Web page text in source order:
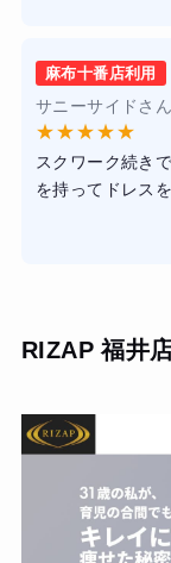
でした。理論に
どのアドバイス
【結果・変化】
2ヶ月のコース
った腹筋のライ
正しいフォーム
ことができまし
点が何よりも魅
仕事帰りに寄る
です。
その点を考える
いところに行き
また、プロテイ
麻布十番店利用
サニーサイドさ
★★★★★
スクワーク続き
を持ってドレス
ら通いやすい
付き方に合わせ
のは驚きです。
結果として3ヶ
悩みだった猫背
りませんが、リ
入れられたので
RIZAP 福井